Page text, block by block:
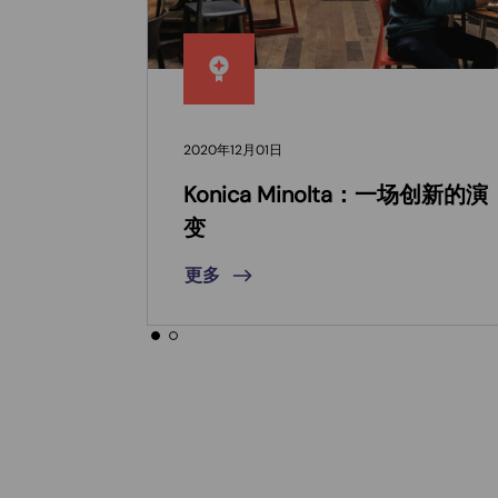
2020年12月01日
Konica Minolta：一场创新的演
变
更多